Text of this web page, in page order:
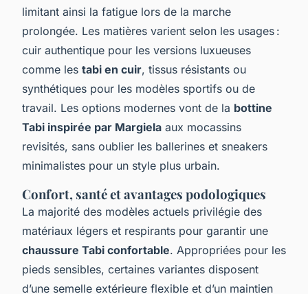
limitant ainsi la fatigue lors de la marche
prolongée. Les matières varient selon les usages :
cuir authentique pour les versions luxueuses
comme les tabi en cuir, tissus résistants ou
synthétiques pour les modèles sportifs ou de
travail. Les options modernes vont de la bottine
Tabi inspirée par Margiela aux mocassins
revisités, sans oublier les ballerines et sneakers
minimalistes pour un style plus urbain.
Confort, santé et avantages podologiques
La majorité des modèles actuels privilégie des
matériaux légers et respirants pour garantir une
chaussure Tabi confortable. Appropriées pour les
pieds sensibles, certaines variantes disposent
d’une semelle extérieure flexible et d’un maintien